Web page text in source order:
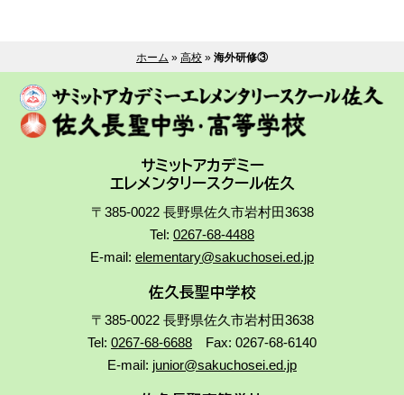
ホーム » 高校 » 海外研修③
サミットアカデミー
エレメンタリースクール佐久
〒385-0022 長野県佐久市岩村田3638
Tel: 0267-68-4488
E-mail: elementary@sakuchosei.ed.jp
佐久長聖中学校
〒385-0022 長野県佐久市岩村田3638
Tel: 0267-68-6688 Fax: 0267-68-6140
E-mail: junior@sakuchosei.ed.jp